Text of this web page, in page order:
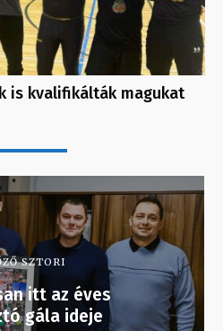
is kvalifikálták magukat
SZTORI
itt az éves
gála ideje